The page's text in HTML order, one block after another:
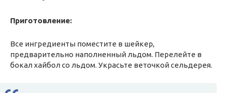
Приготовление:
Все ингредиенты поместите в шейкер,
предварительно наполненный льдом. Перелейте в
бокал хайбол со льдом. Украсьте веточкой сельдерея.